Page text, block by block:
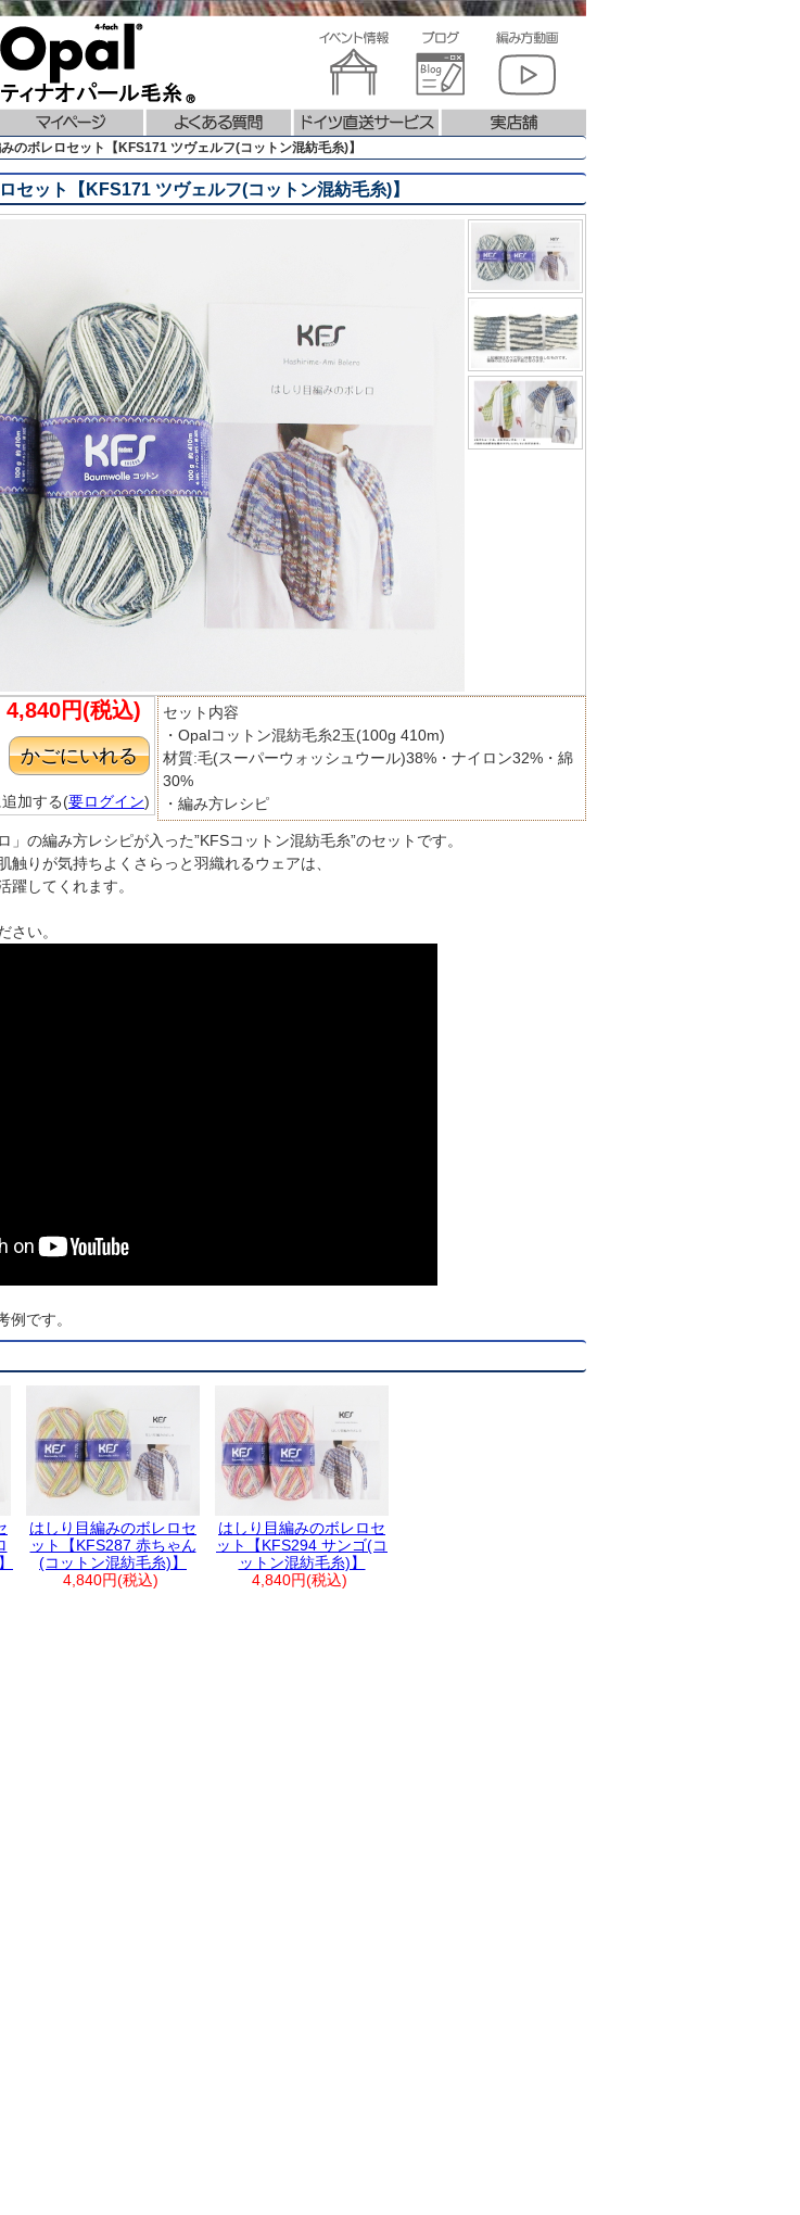
のボレロセット【KFS171 ツヴェルフ(コットン混紡毛糸)】
セット【KFS171 ツヴェルフ(コットン混紡毛糸)】
4,840円(税込)
加する(要ログイン)
セット内容
・Opalコットン混紡毛糸2玉(100g 410m)
材質:毛(スーパーウォッシュウール)38%・ナイロン32%・綿
30%
・編み方レシピ
」の編み方レシピが入った”KFSコットン混紡毛糸”のセットです。
触りが気持ちよくさらっと羽織れるウェアは、
躍してくれます。
さい。
例です。
はしり目編みのボレロセ
ット【KFS287 赤ちゃん
(コットン混紡毛糸)】
4,840円(税込)
はしり目編みのボレロセ
ット【KFS294 サンゴ(コ
ットン混紡毛糸)】
4,840円(税込)